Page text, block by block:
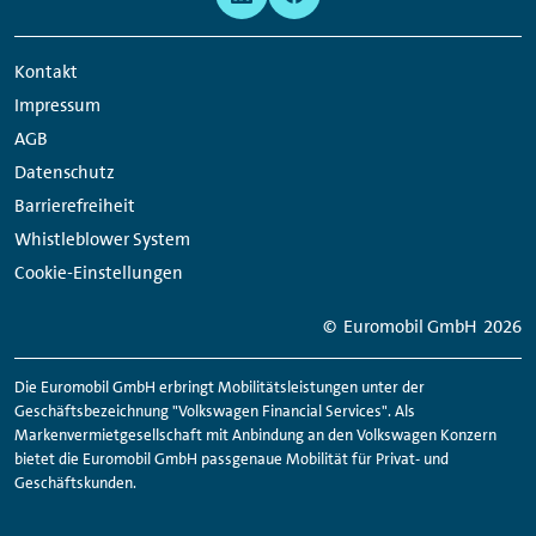
Bonuskarte
Kontakt
Impressum
AGB
Datenschutz
Barrierefreiheit
Whistleblower System
Cookie-Einstellungen
Network
Links
© Euromobil GmbH 2026
Die Euromobil GmbH erbringt Mobilitätsleistungen unter der
Geschäftsbezeichnung "Volkswagen Financial Services". Als
Markenvermietgesellschaft mit Anbindung an den Volkswagen Konzern
bietet die Euromobil GmbH passgenaue Mobilität für Privat- und
Geschäftskunden.